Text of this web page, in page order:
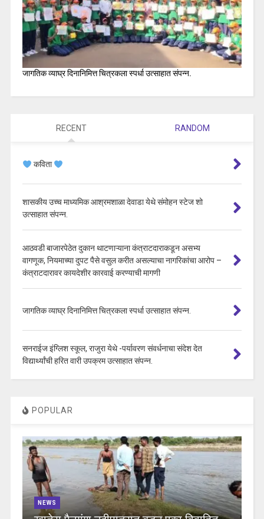
जागतिक व्याघ्र दिनानिमित्त चित्रकला स्पर्धा उत्साहात संपन्न.
RECENT RANDOM
कविता
शासकीय उच्च माध्यमिक आश्रमशाळा देवाडा येथे संमोहन स्टेज शो
उत्साहात संपन्न.
आठवडी बाजारपेठेत दुकान थाटणाऱ्याना कंत्राटदाराकडून असभ्य
वागणूक, नियमाच्या दुपट पैसे वसुल करीत असल्याचा नागरिकांचा आरोप –
कंत्राटदारावर कायदेशीर कारवाई करण्याची मागणी
जागतिक व्याघ्र दिनानिमित्त चित्रकला स्पर्धा उत्साहात संपन्न.
सनराईज इंग्लिश स्कूल, राजुरा येथे -पर्यावरण संवर्धनाचा संदेश देत
विद्यार्थ्यांची हरित वारी उपक्रम उत्साहात संपन्न.
POPULAR
NEWS